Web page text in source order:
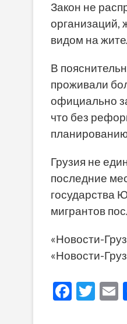
Закон не
организаций,
видом на
В
проживали
официально
что без
Грузия не
последние
государства
мигрантов
«Новости-
«Новости-
F
T